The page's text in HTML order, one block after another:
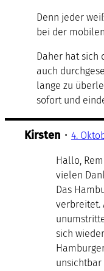
Denn jeder
bei der
Daher hat sich
auch
lange zu
sofort und
Kirsten • 4.
Hallo,
vielen
Das
verbreitet.
sich